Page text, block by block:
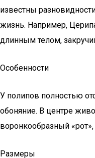
известны
жизнь. Например,
длинным телом,
Особенности
У полипов полностью
обоняние. В центре
воронкообразный
Размеры